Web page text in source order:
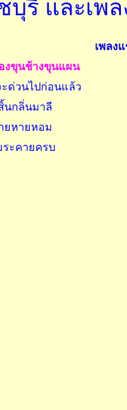
ชบุรี และ
เพลง
งขุนช้างขุนแผน
ด่วนไปก่อนแล้ว
นกลิ่นมาลี
ยหายหอม
ะคายครบ